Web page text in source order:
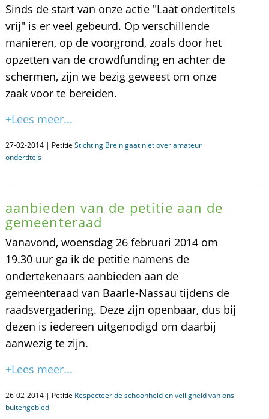
Sinds de start van onze actie "Laat ondertitels
vrij" is er veel gebeurd. Op verschillende
manieren, op de voorgrond, zoals door het
opzetten van de crowdfunding en achter de
schermen, zijn we bezig geweest om onze
zaak voor te bereiden.
+Lees meer...
27-02-2014 | Petitie Stichting Brein gaat niet over amateur
ondertitels
aanbieden van de petitie aan de
gemeenteraad
Vanavond, woensdag 26 februari 2014 om
19.30 uur ga ik de petitie namens de
ondertekenaars aanbieden aan de
gemeenteraad van Baarle-Nassau tijdens de
raadsvergadering. Deze zijn openbaar, dus bij
dezen is iedereen uitgenodigd om daarbij
aanwezig te zijn.
+Lees meer...
26-02-2014 | Petitie Respecteer de schoonheid en veiligheid van ons
buitengebied